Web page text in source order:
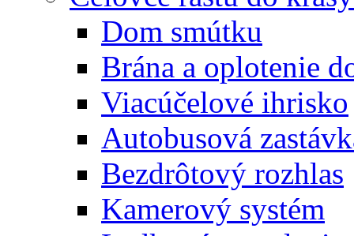
Dom smútku
Brána a oplotenie
Viacúčelové ihrisko
Autobusová
Bezdrôtový rozhlas
Kamerový systém